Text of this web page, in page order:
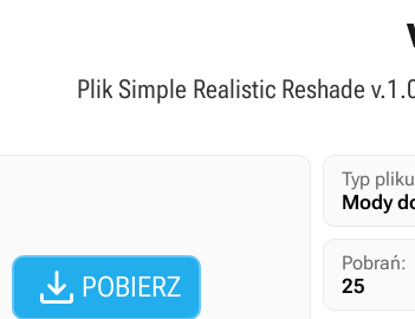
Plik Simple Realistic Reshade
 POBIERZ
Typ
Mody
Pobrań:
25